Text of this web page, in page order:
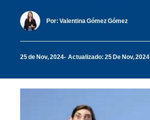
Por: Valentina Gómez Gómez
25 de Nov, 2024 Actualizado: 25 De Nov, 2024